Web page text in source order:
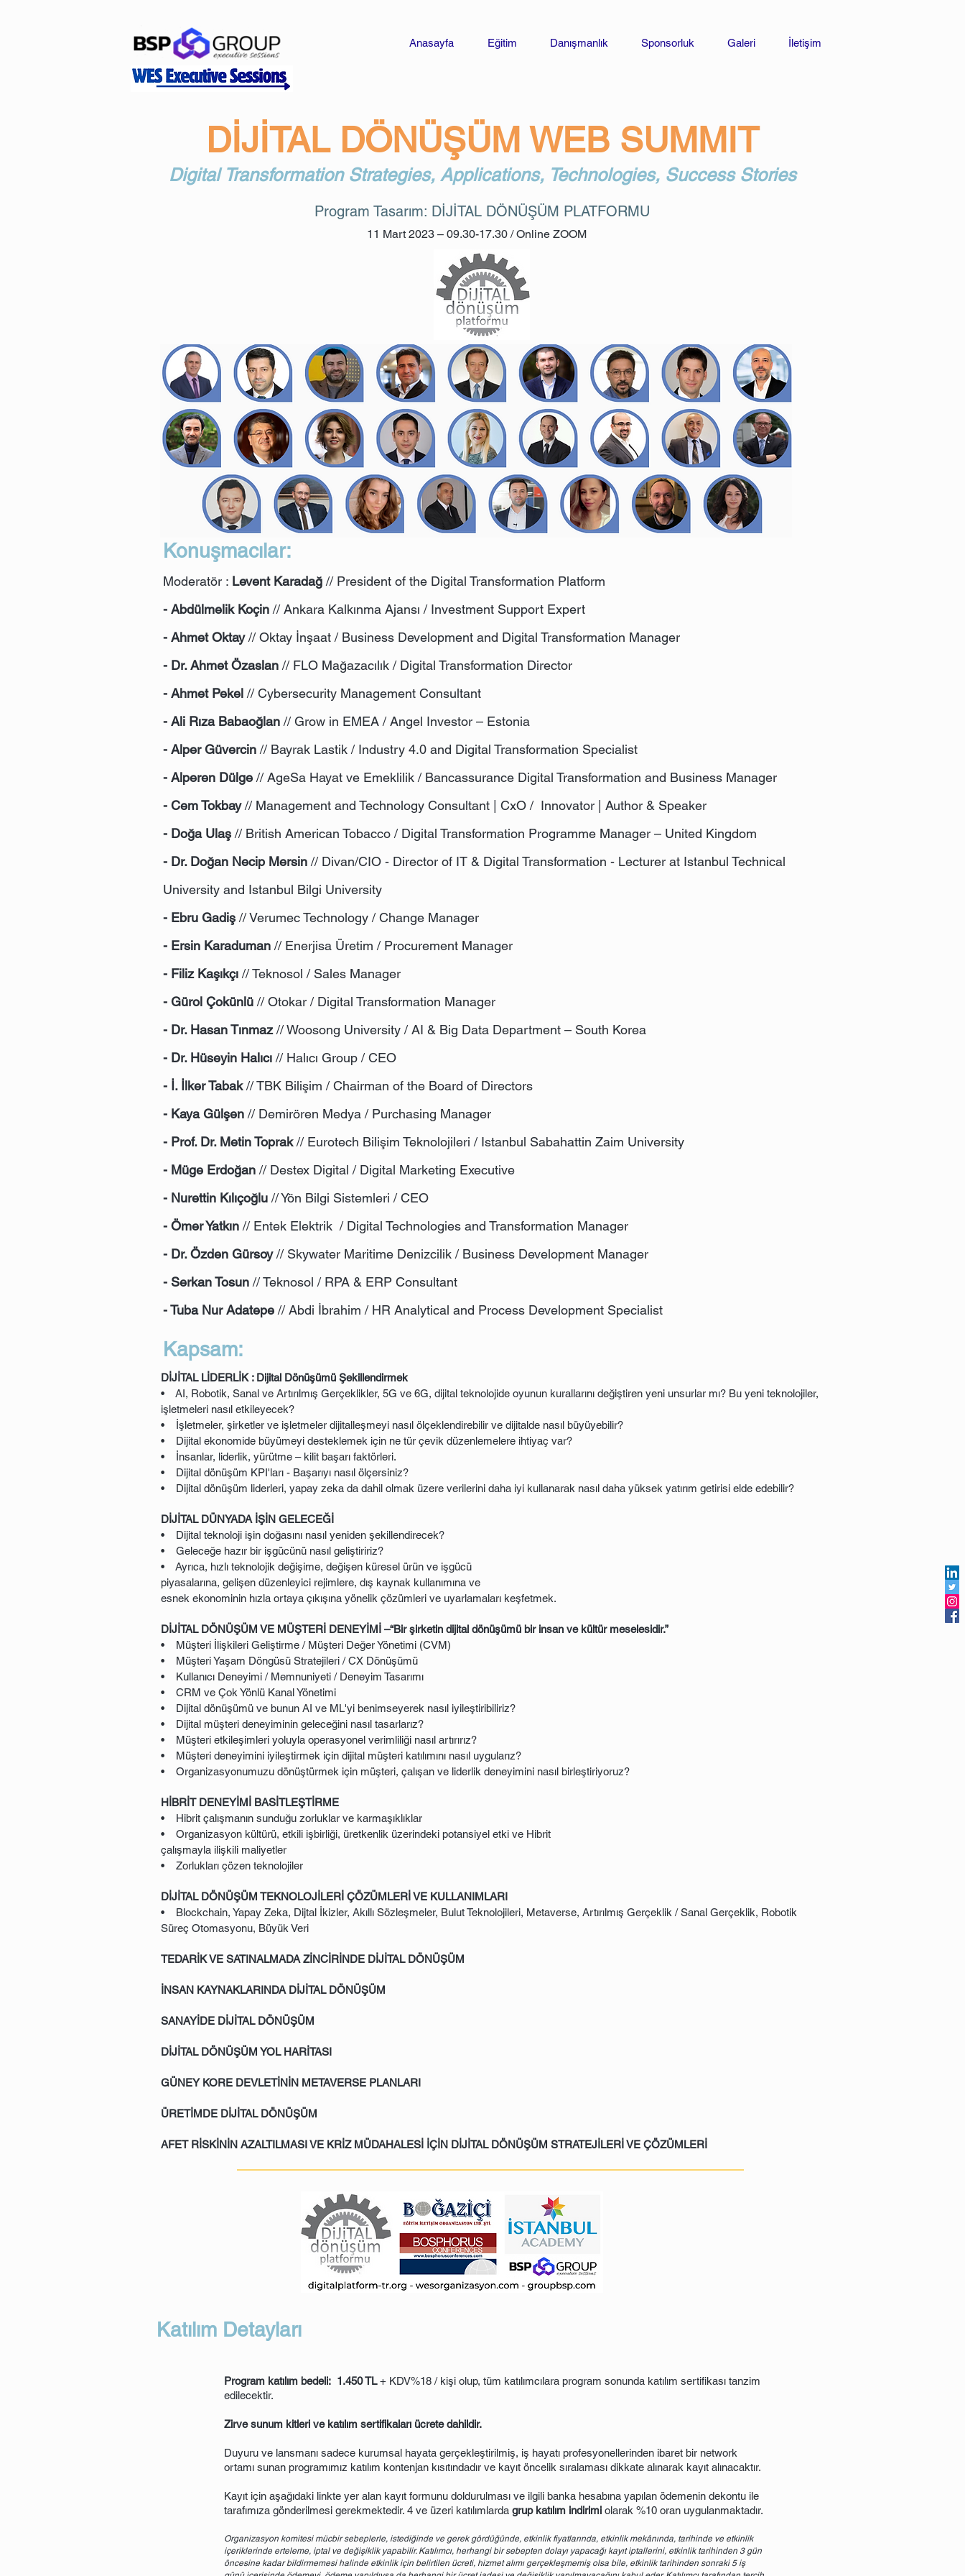
Anasayfa Eğitim Danışmanlık Sponsorluk Galeri İletişim
DİJİTAL DÖNÜŞÜM WEB SUMMIT
Digital Transformation Strategies, Applications, Technologies, Success Stories
Program Tasarım: DİJİTAL DÖNÜŞÜM PLATFORMU
11 Mart 2023 – 09.30-17.30 / Online ZOOM
Konuşmacılar:
Moderatör : Levent Karadağ // President of the Digital Transformation Platform
- Abdülmelik Koçin // Ankara Kalkınma Ajansı / Investment Support Expert
- Ahmet Oktay// Oktay İnşaat / Business Development and Digital Transformation Manager
- Dr. Ahmet Özaslan // FLO Mağazacılık / Digital Transformation Director
- Ahmet Pekel // Cybersecurity Management Consultant
- Ali Rıza Babaoğlan // Grow in EMEA / Angel Investor – Estonia
- Alper Güvercin // Bayrak Lastik / Industry 4.0 and Digital Transformation Specialist
- Alperen Dülge // AgeSa Hayat ve Emeklilik / Bancassurance Digital Transformation and Business Manager
- Cem Tokbay// Management and Technology Consultant | CxO / Innovator | Author & Speaker
- Doğa Ulaş // British American Tobacco / Digital Transformation Programme Manager – United Kingdom
- Dr. Doğan Necip Mersin // Divan/CIO - Director of IT & Digital Transformation - Lecturer at Istanbul Technical
University and Istanbul Bilgi University
- Ebru Gadiş // Verumec Technology / Change Manager
- Ersin Karaduman // Enerjisa Üretim / Procurement Manager
- Filiz Kaşıkçı // Teknosol / Sales Manager
- Gürol Çokünlü // Otokar / Digital Transformation Manager
- Dr. Hasan Tınmaz// Woosong University / AI & Big Data Department – South Korea
- Dr. Hüseyin Halıcı // Halıcı Group / CEO
- İ. İlker Tabak// TBK Bilişim / Chairman of the Board of Directors
- Kaya Gülşen // Demirören Medya / Purchasing Manager
- Prof. Dr. Metin Toprak// Eurotech Bilişim Teknolojileri / Istanbul Sabahattin Zaim University
- Müge Erdoğan // Destex Digital / Digital Marketing Executive
- Nurettin Kılıçoğlu // Yön Bilgi Sistemleri / CEO
- Ömer Yatkın // Entek Elektrik / Digital Technologies and Transformation Manager
- Dr. Özden Gürsoy// Skywater Maritime Denizcilik / Business Development Manager
- Serkan Tosun // Teknosol / RPA & ERP Consultant
- Tuba Nur Adatepe // Abdi İbrahim / HR Analytical and Process Development Specialist
Kapsam:
DİJİTAL LİDERLİK : Dijital Dönüşümü Şekillendirmek
• AI, Robotik, Sanal ve Artırılmış Gerçeklikler, 5G ve 6G, dijital teknolojide oyunun kurallarını değiştiren yeni unsurlar mı? Bu yeni teknolojiler,
işletmeleri nasıl etkileyecek?
• İşletmeler, şirketler ve işletmeler dijitalleşmeyi nasıl ölçeklendirebilir ve dijitalde nasıl büyüyebilir?
• Dijital ekonomide büyümeyi desteklemek için ne tür çevik düzenlemelere ihtiyaç var?
• İnsanlar, liderlik, yürütme – kilit başarı faktörleri.
• Dijital dönüşüm KPI'ları - Başarıyı nasıl ölçersiniz?
• Dijital dönüşüm liderleri, yapay zeka da dahil olmak üzere verilerini daha iyi kullanarak nasıl daha yüksek yatırım getirisi elde edebilir?
DİJİTAL DÜNYADA İŞİN GELECEĞİ
• Dijital teknoloji işin doğasını nasıl yeniden şekillendirecek?
• Geleceğe hazır bir işgücünü nasıl geliştiririz?
• Ayrıca, hızlı teknolojik değişime, değişen küresel ürün ve işgücü
piyasalarına, gelişen düzenleyici rejimlere, dış kaynak kullanımına ve
esnek ekonominin hızla ortaya çıkışına yönelik çözümleri ve uyarlamaları keşfetmek.
DİJİTAL DÖNÜŞÜM VE MÜŞTERİ DENEYİMİ –“Bir şirketin dijital dönüşümü bir insan ve kültür meselesidir.”
• Müşteri İlişkileri Geliştirme / Müşteri Değer Yönetimi (CVM)
• Müşteri Yaşam Döngüsü Stratejileri / CX Dönüşümü
• Kullanıcı Deneyimi / Memnuniyeti / Deneyim Tasarımı
• CRM ve Çok Yönlü Kanal Yönetimi
• Dijital dönüşümü ve bunun AI ve ML'yi benimseyerek nasıl iyileştiribiliriz?
• Dijital müşteri deneyiminin geleceğini nasıl tasarlarız?
• Müşteri etkileşimleri yoluyla operasyonel verimliliği nasıl artırırız?
• Müşteri deneyimini iyileştirmek için dijital müşteri katılımını nasıl uygularız?
• Organizasyonumuzu dönüştürmek için müşteri, çalışan ve liderlik deneyimini nasıl birleştiriyoruz?
HİBRİT DENEYİMİ BASİTLEŞTİRME
• Hibrit çalışmanın sunduğu zorluklar ve karmaşıklıklar
• Organizasyon kültürü, etkili işbirliği, üretkenlik üzerindeki potansiyel etki ve Hibrit
çalışmayla ilişkili maliyetler
• Zorlukları çözen teknolojiler
DİJİTAL DÖNÜŞÜM TEKNOLOJİLERİ ÇÖZÜMLERİ VE KULLANIMLARI
• Blockchain, Yapay Zeka, Dijtal İkizler, Akıllı Sözleşmeler, Bulut Teknolojileri, Metaverse, Artırılmış Gerçeklik / Sanal Gerçeklik, Robotik
Süreç Otomasyonu, Büyük Veri
TEDARİK VE SATINALMADA ZİNCİRİNDE DİJİTAL DÖNÜŞÜM
İNSAN KAYNAKLARINDA DİJİTAL DÖNÜŞÜM
SANAYİDE DİJİTAL DÖNÜŞÜM
DİJİTAL DÖNÜŞÜM YOL HARİTASI
GÜNEY KORE DEVLETİNİN METAVERSE PLANLARI
ÜRETİMDE DİJİTAL DÖNÜŞÜM
AFET RİSKİNİN AZALTILMASI VE KRİZ MÜDAHALESİ İÇİN DİJİTAL DÖNÜŞÜM STRATEJİLERİ VE ÇÖZÜMLERİ
Katılım Detayları
Program katılım bedeli: 1.450 TL+ KDV%18 / kişi olup, tüm katılımcılara program sonunda katılım sertifikası tanzim
edilecektir.
Zirve sunum kitleri ve katılım sertifikaları ücrete dahildir.
Duyuru ve lansmanı sadece kurumsal hayata gerçekleştirilmiş, iş hayatı profesyonellerinden ibaret bir network
ortamı sunan programımız katılım kontenjan kısıtındadır ve kayıt öncelik sıralaması dikkate alınarak kayıt alınacaktır.
Kayıt için aşağıdaki linkte yer alan kayıt formunu doldurulması ve ilgili banka hesabına yapılan ödemenin dekontu ile
tarafımıza gönderilmesi gerekmektedir. 4 ve üzeri katılımlarda grup katılım indirimi olarak %10 oran uygulanmaktadır.
Organizasyon komitesi mücbir sebeplerle, istediğinde ve gerek gördüğünde, etkinlik fiyatlarında, etkinlik mekânında, tarihinde ve etkinlik
içeriklerinde erteleme, iptal ve değişiklik yapabilir. Katılımcı, herhangi bir sebepten dolayı yapacağı kayıt iptallerini, etkinlik tarihinden 3 gün
öncesine kadar bildirmemesi halinde etkinlik için belirtilen ücreti, hizmet alımı gerçekleşmemiş olsa bile, etkinlik tarihinden sonraki 5 iş